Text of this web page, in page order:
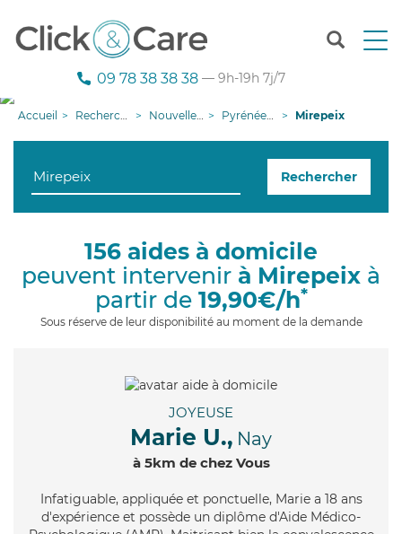
T
n
g
i
09 78 38 38 38 — 9h-19h 7j/7
Accueil Recherche aide à domicile Nouvelle-Aquitaine Pyrénées-Atlantiques Mirepeix
Rechercher
156 aides à domicile
peuvent intervenir à Mirepeix à
partir de 19,90€/h*
Sous réserve de leur disponibilité au moment de la demande
JOYEUSE
Marie U., Nay
à 5km de chez Vous
Infatiguable, appliquée et ponctuelle, Marie a 18 ans
d'expérience et possède un diplôme d'Aide Médico-